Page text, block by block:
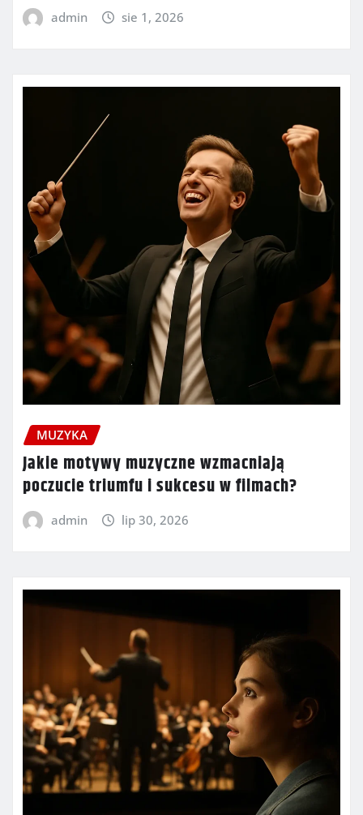
admin sie 1, 2026
MUZYKA
Jakie motywy muzyczne wzmacniają
poczucie triumfu i sukcesu w filmach?
admin lip 30, 2026